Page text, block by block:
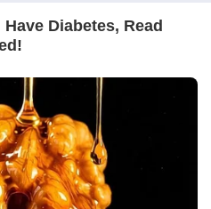
за
и мошенничество в
Александра стала
Голос к ней
Паши и Саши, стала